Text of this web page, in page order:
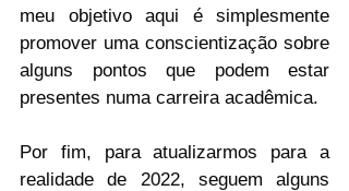
meu objetivo aqui é simplesmente
promover uma conscientização sobre
alguns pontos que podem estar
presentes numa carreira acadêmica.
Por fim, para atualizarmos para a
realidade de 2022, seguem alguns